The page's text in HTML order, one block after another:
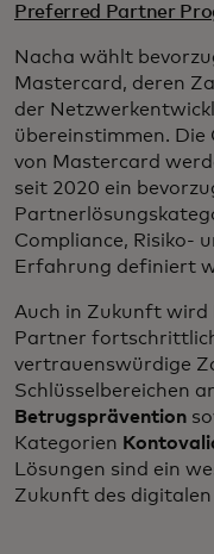
Preferred Partner
Nacha wählt
Mastercard, deren
der
übereinstimmen.
von Mastercard
seit 2020 ein
Compliance, Risiko-
Erfahrung definiert
Auch in Zukunft wird
Partner
vertrauenswürdige
Schlüsselbereichen
Betrugsprävention
Kategorien
Lösungen sind ein
Zukunft des